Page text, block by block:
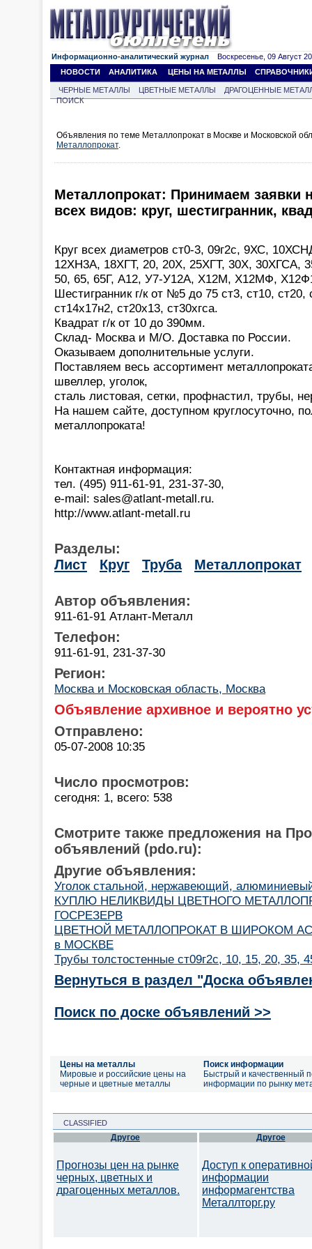
Информационно-аналитический журнал Воскресенье, 09 Август
НОВОСТИ
АНАЛИТИКА ЦЕНЫ НА МЕТАЛЛЫ
ЧЕРНЫЕ МЕТАЛЛЫ ЦВЕТНЫЕ МЕТАЛЛЫ
ДРАГОЦЕННЫЕ
ПОИСК
Объявления по теме Металлопрокат в Москве и Московской
Металлопрокат.
Металлопрокат: Принимаем заявки
всех видов: круг, шестигранник,
Круг всех диаметров ст0-3, 09г2с, 9ХС,
12ХН3А, 18ХГТ, 20, 20Х, 25ХГТ, 30Х, 30ХГСА,
50, 65, 65Г, А12, У7-У12А, Х12М, Х12МФ,
Шестигранник г/к от №5 до 75 ст3, ст10, ст20,
ст14х17н2, ст20х13, ст30хгса.
Квадрат г/к от 10 до 390мм.
Склад- Москва и М/О. Доставка по России.
Оказываем дополнительные услуги.
Поставляем весь ассортимент
швеллер, уголок,
сталь листовая, сетки, профнастил, трубы,
На нашем сайте, доступном круглосуточно,
металлопроката!
Контактная информация:
тел. (495) 911-61-91, 231-37-30,
e-mail: sales@atlant-metall.ru.
http://www.atlant-metall.ru
Разделы:
Лист
Круг Труба Металлопрокат
Автор объявления:
911-61-91 Атлант-Металл
Телефон:
911-61-91, 231-37-30
Регион:
Москва и Московская область, Москва
Объявление архивное и вероятно
Отправлено:
05-07-2008 10:35
Число просмотров:
сегодня: 1, всего: 538
Смотрите также предложения на
объявлений (pdo.ru):
Другие объявления:
Уголок стальной, нержавеющий,
КУПЛЮ НЕЛИКВИДЫ ЦВЕТНОГО
ГОСРЕЗЕРВ
ЦВЕТНОЙ МЕТАЛЛОПРОКАТ В ШИРОКОМ
в МОСКВЕ
Трубы толстостенные ст09г2с, 10, 15, 20, 35,
Вернуться в раздел "Доска
Поиск по доске объявлений >>
Цены на металлы
Мировые и российские цены на
черные и цветные металлы
Поиск информации
Быстрый и качественный
информации по рынку
CLASSIFIED
Другое
Прогнозы цен на рынке
черных, цветных и
драгоценных металлов.
Другое
Доступ к
информации
информагентства
Металлторг.ру